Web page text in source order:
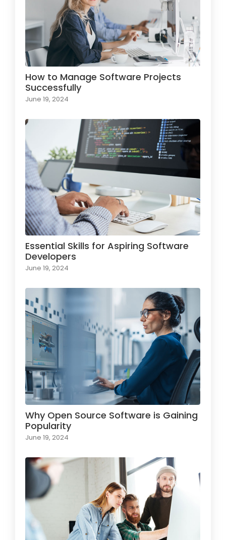
How to Manage Software Projects
Successfully
June 19, 2024
Essential Skills for Aspiring Software
Developers
June 19, 2024
Why Open Source Software is Gaining
Popularity
June 19, 2024